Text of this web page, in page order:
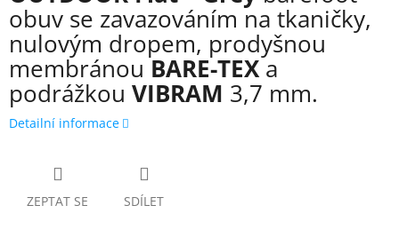
obuv se zavazováním na tkaničky,
nulovým dropem, prodyšnou
membránouBARE-TEXa
podrážkou VIBRAM 3,7 mm.
Detailní informace
ZEPTAT SE SDÍLET